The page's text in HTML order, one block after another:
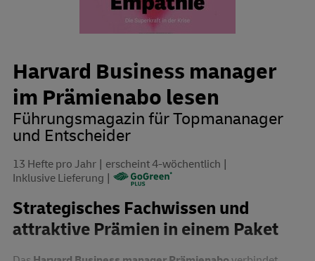
Harvard Business manager
im Prämienabo lesen
Führungsmagazin für Topmananager
und Entscheider
13 Hefte pro Jahr
erscheint 4-wöchentlich
Inklusive Lieferung
Strategisches Fachwissen und
attraktive Prämien in einem Paket